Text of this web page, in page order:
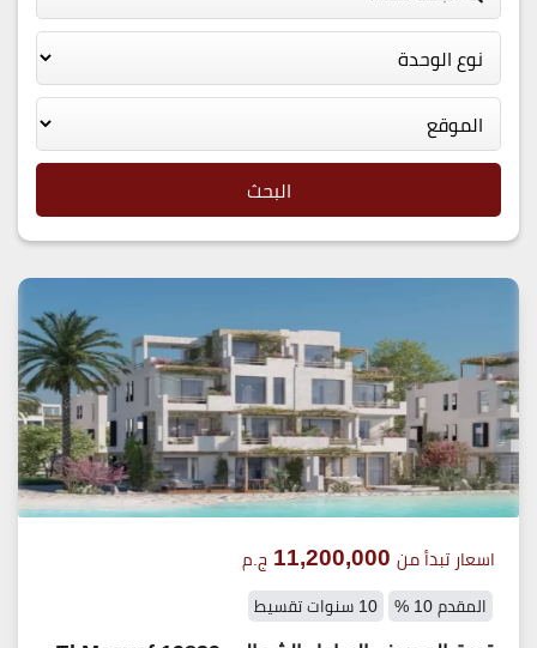
البحث
اسعار تبدأ من 11,200,000 ج.م
المقدم 10 % 10 سنوات تقسيط